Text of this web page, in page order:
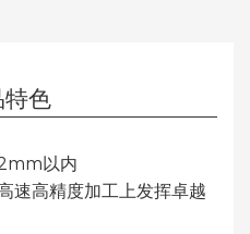
特色
以内
高精度加工上发挥卓越